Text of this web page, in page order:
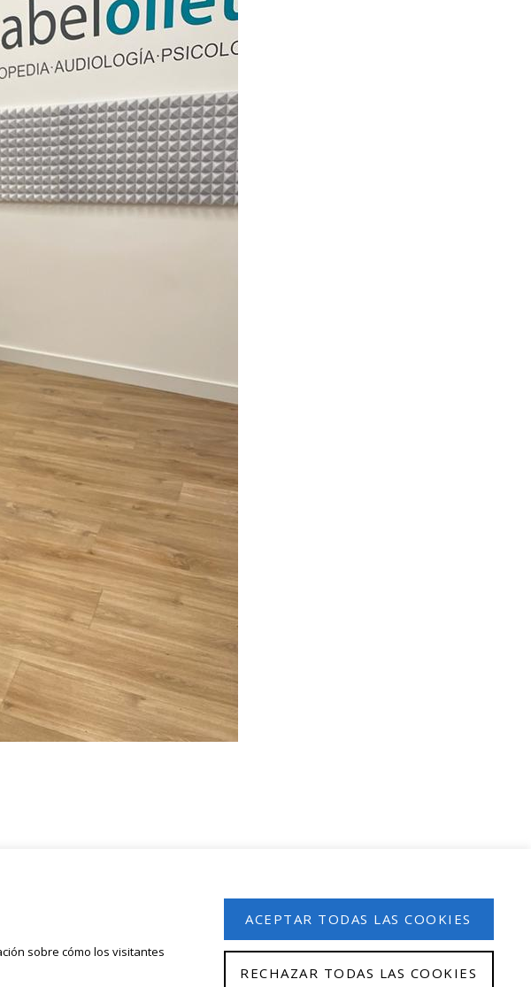
Registrate en nuestro boletín de noticias
sobre cómo los visitantes
ACEPTAR TODAS LAS COOKIES
RECHAZAR TODAS LAS COOKIES